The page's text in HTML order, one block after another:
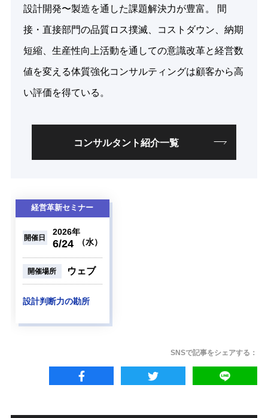
設計開発〜製造を通した課題解決力が豊富。 間
接・直接部門の品質ロス撲滅、コストダウン、納期
短縮、生産性向上活動を通しての意識改革と経営数
値を変える体質強化コンサルティングは顧客から高
い評価を得ている。
コンサルタント紹介一覧
経営革新セミナー
開催日
2026年
6/24 （水）
開催場所 ウェブ
設計判断力の勘所
SNSで記事をシェアする：